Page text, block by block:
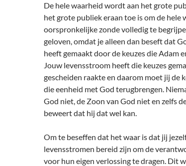
De hele waarheid wordt aan het grote
het grote publiek eraan toe is om de hele
oorspronkelijke zonde volledig te
geloven, omdat je alleen dan beseft dat
heeft gemaakt door de keuzes die Adam
Jouw levensstroom heeft die keuzes
gescheiden raakte en daarom moet jij de
die eenheid met God terugbrengen.
God niet, de Zoon van God niet en zelfs
beweert dat hij dat wel kan.
Om te beseffen dat het waar is dat jij
levensstromen bereid zijn om de
voor hun eigen verlossing te dragen. Dit